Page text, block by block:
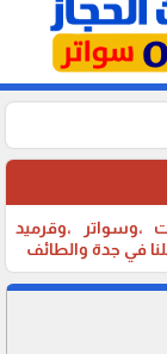
البرجولات ،وسواتر ،وقرميد
في جدة والطائف